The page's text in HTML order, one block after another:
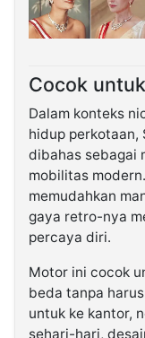
Cocok
Dalam konteks
hidup perkotaan,
dibahas sebagai
mobilitas
memudahkan
gaya retro-nya
percaya diri.
Motor ini cocok
beda tanpa
untuk ke kantor,
sehari-hari,